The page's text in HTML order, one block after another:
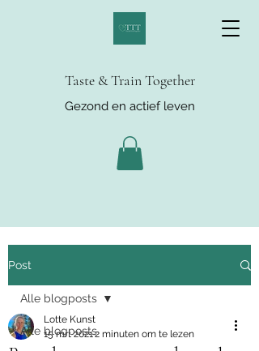
Taste & Train Together
Gezond en actief leven
Post
Alle blogposts
Alle blogposts
Lotte Kunst
15 mrt 20212 minuten om te lezen